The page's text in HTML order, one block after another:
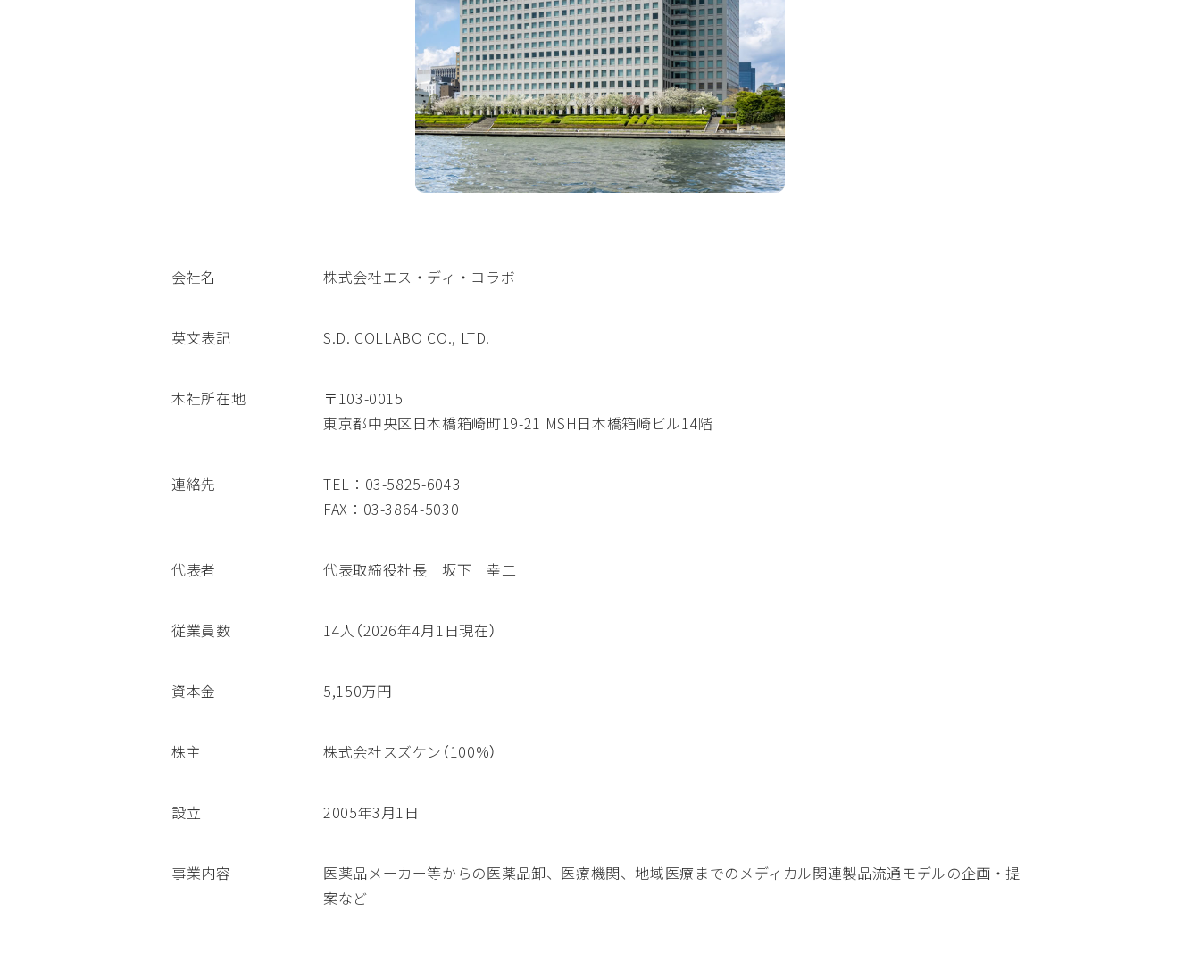
会社名 株式会社エス・ディ・コラボ
英文表記 S.D. COLLABO CO., LTD.
本社所在地
〒103-0015
東京都中央区日本橋箱崎町19-21 MSH日本橋箱崎ビル14階
連絡先
TEL：03-5825-6043
FAX：03-3864-5030
代表者 代表取締役社長 坂下 幸二
従業員数 14人（2026年4月1日現在）
資本金 5,150万円
株主 株式会社スズケン（100%）
設立 2005年3月1日
事業内容
医薬品メーカー等からの医薬品卸、医療機関、地域医療までのメディカル関連製品流通モデルの企画・提
案など